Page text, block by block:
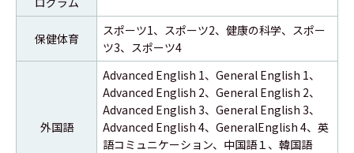
保健体育
スポーツ1、スポーツ2、健康の科学、スポー
ツ3、スポーツ4
外国語
Advanced English 1、General English 1、
Advanced English 2、General English 2、
Advanced English 3、General English 3、
Advanced English 4、GeneralEnglish 4、英
語コミュニケーション、中国語１、韓国語